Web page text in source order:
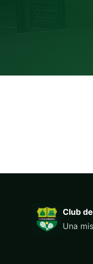
Club
Una